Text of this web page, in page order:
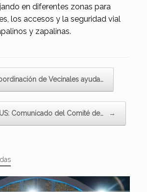
en diferentes zonas para
los accesos y la seguridad vial
y zapalinas.
de Vecinales ayuda…
Comunicado del Comité de… →